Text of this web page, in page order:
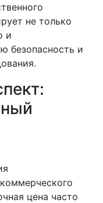
не только
и
безопасность и
цена часто